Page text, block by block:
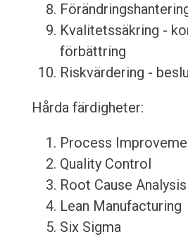
Kvalitetssäkring -
förbättring
Riskvärdering -
Hårda färdigheter:
Process
Quality Control
Root Cause Analysis
Lean Manufacturing
Six Sigma